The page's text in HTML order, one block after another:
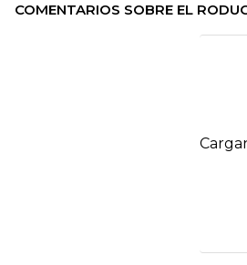
COMENTARIOS SOBRE EL